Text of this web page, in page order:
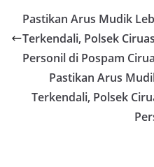
Pastikan Arus Mudik
Terkendali, Polsek
Personil di Pospam
Pastikan Arus
Terkendali, Polsek